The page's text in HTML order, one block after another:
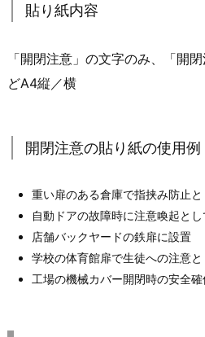
貼り紙内容
「開閉注意」の文字のみ、「開
どA4縦／横
開閉注意の貼り紙の使用例
重い扉のある倉庫で指挟み防止
自動ドアの故障時に注意喚起とし
店舗バックヤードの鉄扉に設置
学校の体育館扉で生徒への注意
工場の機械カバー開閉時の安全